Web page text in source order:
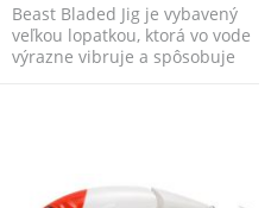
Beast Bladed Jig je vybavený
veľkou lopatkou, ktorá vo vode
výrazne vibruje a spôsobuje